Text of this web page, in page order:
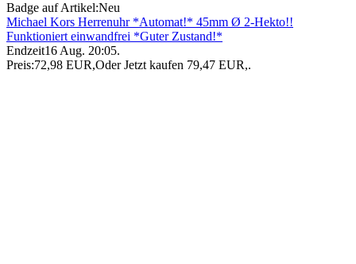
Badge auf Artikel:Neu
Michael Kors Herrenuhr *Automat!* 45mm Ø 2-Hekto!!
Funktioniert einwandfrei *Guter Zustand!*
Endzeit16 Aug. 20:05.
Preis:72,98 EUR,Oder Jetzt kaufen 79,47 EUR,.